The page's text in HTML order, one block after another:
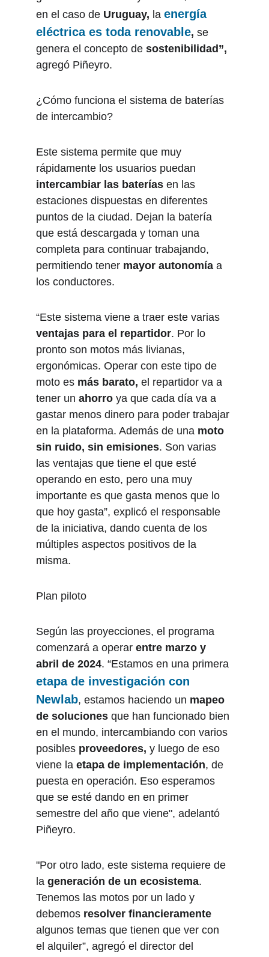
en el caso de Uruguay, la energía
eléctrica es toda renovable, se
genera el concepto de sostenibilidad”,
agregó Piñeyro.
¿Cómo funciona el sistema de baterías
de intercambio?
Este sistema permite que muy
rápidamente los usuarios puedan
intercambiar las baterías en las
estaciones dispuestas en diferentes
puntos de la ciudad. Dejan la batería
que está descargada y toman una
completa para continuar trabajando,
permitiendo tener mayor autonomía a
los conductores.
“Este sistema viene a traer este varias
ventajas para el repartidor. Por lo
pronto son motos más livianas,
ergonómicas. Operar con este tipo de
moto es más barato, el repartidor va a
tener un ahorro ya que cada día va a
gastar menos dinero para poder trabajar
en la plataforma. Además de una moto
sin ruido, sin emisiones. Son varias
las ventajas que tiene el que esté
operando en esto, pero una muy
importante es que gasta menos que lo
que hoy gasta”, explicó el responsable
de la iniciativa, dando cuenta de los
múltiples aspectos positivos de la
misma.
Plan piloto
Según las proyecciones, el programa
comenzará a operar entre marzo y
abril de 2024. “Estamos en una primera
etapa de investigación con
Newlab, estamos haciendo un mapeo
de soluciones que han funcionado bien
en el mundo, intercambiando con varios
posibles proveedores, y luego de eso
viene la etapa de implementación, de
puesta en operación. Eso esperamos
que se esté dando en en primer
semestre del año que viene", adelantó
Piñeyro.
"Por otro lado, este sistema requiere de
la generación de un ecosistema.
Tenemos las motos por un lado y
debemos resolver financieramente
algunos temas que tienen que ver con
el alquiler”, agregó el director del